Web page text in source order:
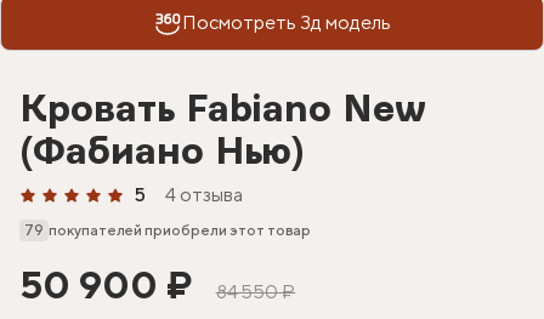
Посмотреть 3д модель
Кровать Fabiano New
(Фабиано Нью)
5 4 отзыва
79 покупателей приобрели этот товар
50 900 ₽ 84 550 ₽